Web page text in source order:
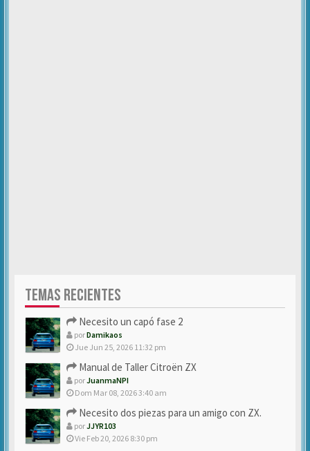
TEMAS RECIENTES
Necesito un capó fase 2
porDamikaos
Jue Jun 25, 2026 11:32 pm
Manual de Taller Citroën ZX
porJuanmaNPI
Dom Mar 08, 2026 3:40 am
Necesito dos piezas para un amigo con ZX.
porJJYR103
Vie Feb 20, 2026 8:30 pm